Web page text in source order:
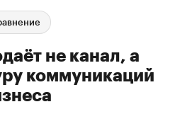
не канал, а
коммуникаций